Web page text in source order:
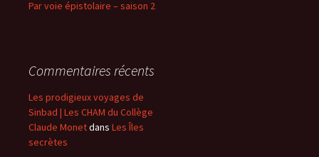
Par voie épistolaire – saison 2
Commentaires récents
Les prodigieux voyages de
Sinbad | Les CHAM du Collège
Claude Monetdans Les Îles
secrètes